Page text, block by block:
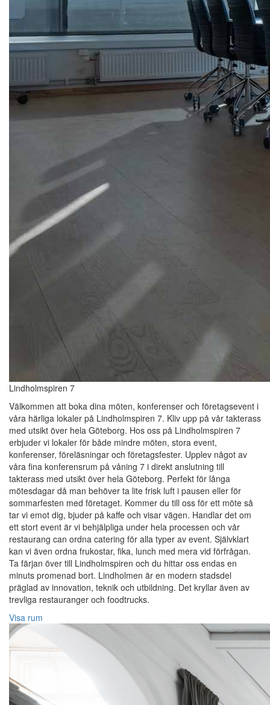
Lindholmspiren 7
Välkommen att boka dina möten, konferenser och företagsevent i
våra härliga lokaler på Lindholmspiren 7. Kliv upp på vår takterass
med utsikt över hela Göteborg. Hos oss på Lindholmspiren 7
erbjuder vi lokaler för både mindre möten, stora event,
konferenser, föreläsningar och företagsfester. Upplev något av
våra fina konferensrum på våning 7 i direkt anslutning till
takterass med utsikt över hela Göteborg. Perfekt för långa
mötesdagar då man behöver ta lite frisk luft i pausen eller för
sommarfesten med företaget. Kommer du till oss för ett möte så
tar vi emot dig, bjuder på kaffe och visar vägen. Handlar det om
ett stort event är vi behjälpliga under hela processen och vår
restaurang can ordna catering för alla typer av event. Självklart
kan vi även ordna frukostar, fika, lunch med mera vid förfrågan.
Ta färjan över till Lindholmspiren och du hittar oss endas en
minuts promenad bort. Lindholmen är en modern stadsdel
präglad av innovation, teknik och utbildning. Det kryllar även av
trevliga restauranger och foodtrucks.
Visa rum